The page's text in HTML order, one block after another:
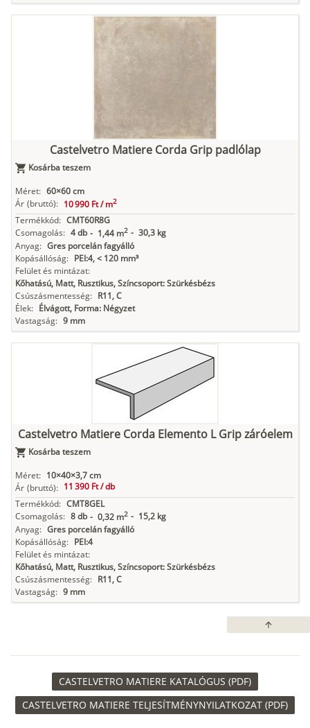
Castelvetro Matiere Corda Grip padlólap
Kosárba teszem
Méret: 60×60 cm
Ár (bruttó): 10 990 Ft /m2
Termékkód: CMT60R8G
Csomagolás: 4 db - 1,44 m2 - 30,3 kg
Anyag: Gres porcelán fagyálló
Kopásállóság: PEI:4, < 120 mm³
Felület és mintázat:
Kőhatású, Matt, Rusztikus, Színcsoport: Szürkésbézs
Csúszásmentesség: R11, C
Élek: Élvágott, Forma: Négyzet
Vastagság: 9 mm
Castelvetro Matiere Corda Elemento L Grip záróelem
Kosárba teszem
Méret: 10×40×3,7 cm
Ár (bruttó): 11 390 Ft /db
Termékkód: CMT8GEL
Csomagolás: 8 db - 0,32 m2 - 15,2 kg
Anyag: Gres porcelán fagyálló
Kopásállóság: PEI:4
Felület és mintázat:
Kőhatású, Matt, Rusztikus, Színcsoport: Szürkésbézs
Csúszásmentesség: R11, C
Vastagság: 9 mm
arrow_upward
CASTELVETRO MATIERE KATALÓGUS (PDF)
CASTELVETRO MATIERE TELJESÍTMÉNYNYILATKOZAT (PDF)